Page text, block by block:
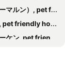
）, pet friendly hotels
friendly hotels
, pet friendly hotels
friendly hotels